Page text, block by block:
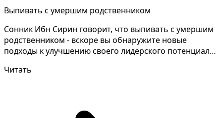
Выпивать с умершим родственником
Сонник Ибн Сирин говорит, что выпивать с умершим
родственником - вскоре вы обнаружите новые
подходы к улучшению своего лидерского потенциала
Читать